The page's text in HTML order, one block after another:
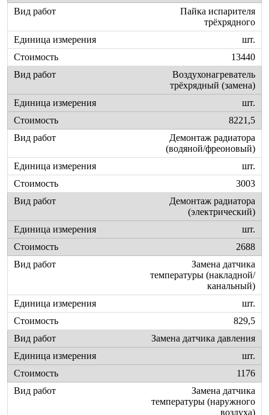
Пайка испарителя
трёхрядного
шт.
13440
Воздухонагреватель
трёхрядный (замена)
шт.
8221,5
Демонтаж радиатора
(водяной/фреоновый)
шт.
3003
Демонтаж радиатора
(электрический)
шт.
2688
Замена датчика
температуры (накладной/
канальный)
шт.
829,5
Замена датчика давления
шт.
1176
Замена датчика
температуры (наружного
воздуха)